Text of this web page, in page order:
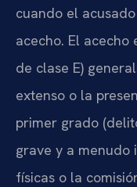
cuando el
acecho. El
de clase E)
extenso o la
primer grado
grave y a menudo
físicas o la